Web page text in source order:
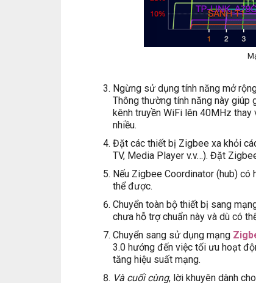
Ngừng sử dụng tính năng mở
Thông thường tính năng này
kênh truyền WiFi lên 40MHz
nhiều.
Đặt các thiết bị Zigbee xa khỏi
TV, Media Player v.v…). Đặt
Nếu Zigbee Coordinator (hub) có
thể được.
Chuyển toàn bộ thiết bị sang
chưa hỗ trợ chuẩn này và dù có
Chuyển sang sử dụng mạng
3.0 hướng đến việc tối ưu hoạt
tăng hiệu suất mạng.
Và cuối cùng, lời khuyên dành